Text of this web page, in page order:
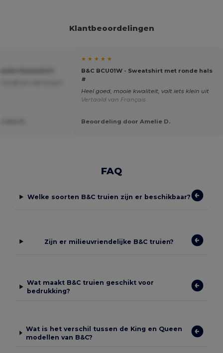
Klantbeoordelingen
★ ★ ★ ★ ★
B&C BCU01W - Sweatshirt met ronde hals
#
Heel goed, mooie kwaliteit, valt iets klein uit
Vertaald van Français
Beoordeling door Amelie D.
FAQ
Welke soorten B&C truien zijn er beschikbaar?
Zijn er milieuvriendelijke B&C truien?
Wat maakt B&C truien geschikt voor
bedrukking?
Wat is het verschil tussen de King en Queen
modellen van B&C?